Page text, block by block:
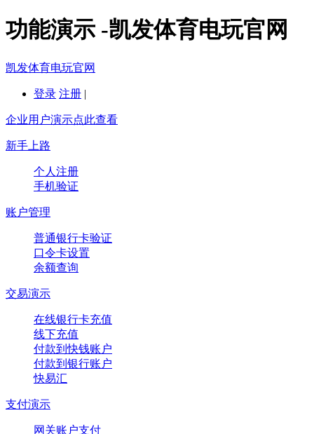
功能演示 -凯发体育电玩官网
凯发体育电玩官网
登录 注册 |
企业用户演示点此查看
新手上路
个人注册
手机验证
账户管理
普通银行卡验证
口令卡设置
余额查询
交易演示
在线银行卡充值
线下充值
付款到快钱账户
付款到银行账户
快易汇
支付演示
网关账户支付